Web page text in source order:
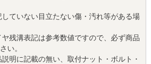
ていない目立たない傷・汚れ等がある場
残溝表記は参考数値ですので、必ず商品
い。
明に記載の無い、取付ナット・ボルト・